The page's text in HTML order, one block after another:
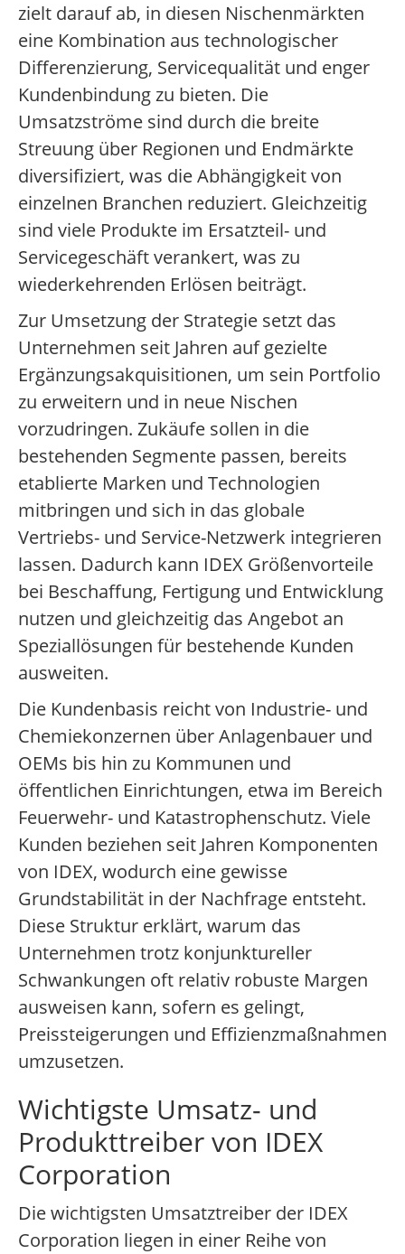
zielt darauf ab, in diesen Nischenmärkten
eine Kombination aus technologischer
Differenzierung, Servicequalität und enger
Kundenbindung zu bieten. Die
Umsatzströme sind durch die breite
Streuung über Regionen und Endmärkte
diversifiziert, was die Abhängigkeit von
einzelnen Branchen reduziert. Gleichzeitig
sind viele Produkte im Ersatzteil- und
Servicegeschäft verankert, was zu
wiederkehrenden Erlösen beiträgt.
Zur Umsetzung der Strategie setzt das
Unternehmen seit Jahren auf gezielte
Ergänzungsakquisitionen, um sein Portfolio
zu erweitern und in neue Nischen
vorzudringen. Zukäufe sollen in die
bestehenden Segmente passen, bereits
etablierte Marken und Technologien
mitbringen und sich in das globale
Vertriebs- und Service-Netzwerk integrieren
lassen. Dadurch kann IDEX Größenvorteile
bei Beschaffung, Fertigung und Entwicklung
nutzen und gleichzeitig das Angebot an
Speziallösungen für bestehende Kunden
ausweiten.
Die Kundenbasis reicht von Industrie- und
Chemiekonzernen über Anlagenbauer und
OEMs bis hin zu Kommunen und
öffentlichen Einrichtungen, etwa im Bereich
Feuerwehr- und Katastrophenschutz. Viele
Kunden beziehen seit Jahren Komponenten
von IDEX, wodurch eine gewisse
Grundstabilität in der Nachfrage entsteht.
Diese Struktur erklärt, warum das
Unternehmen trotz konjunktureller
Schwankungen oft relativ robuste Margen
ausweisen kann, sofern es gelingt,
Preissteigerungen und Effizienzmaßnahmen
umzusetzen.
Wichtigste Umsatz- und
Produkttreiber von IDEX
Corporation
Die wichtigsten Umsatztreiber der IDEX
Corporation liegen in einer Reihe von